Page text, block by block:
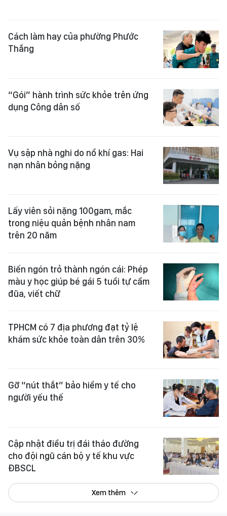
Cách làm hay của phường Phước
Thắng
“Gói” hành trình sức khỏe trên ứng
dụng Công dân số
Vụ sập nhà nghi do nổ khí gas: Hai
nạn nhân bỏng nặng
Lấy viên sỏi nặng 100gam, mắc
trong niệu quản bệnh nhân nam
trên 20 năm
Biến ngón trỏ thành ngón cái: Phép
màu y học giúp bé gái 5 tuổi tự cầm
đũa, viết chữ
TPHCM có 7 địa phương đạt tỷ lệ
khám sức khỏe toàn dân trên 30%
Gỡ “nút thắt” bảo hiểm y tế cho
người yếu thế
Cập nhật điều trị đái tháo đường
cho đội ngũ cán bộ y tế khu vực
ĐBSCL
Xem thêm